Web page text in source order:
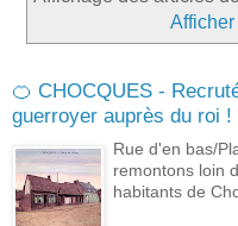
🍊 CHOCQUES -
guerroyer auprès du roi !
Rue d'en bas/
remontons loin
habitants de